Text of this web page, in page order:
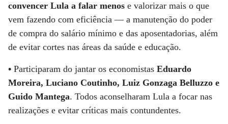
convencer Lula a falar menos e valorizar mais o que
vem fazendo com eficiência — a manutenção do poder
de compra do salário mínimo e das aposentadorias, além
de evitar cortes nas áreas da saúde e educação.
• Participaram do jantar os economistas Eduardo
Moreira, Luciano Coutinho, Luiz Gonzaga Belluzzo e
Guido Mantega. Todos aconselharam Lula a focar nas
realizações e evitar críticas mais contundentes.